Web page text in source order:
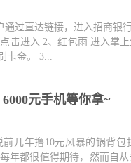
通过直达链接，进入招商银
击进入 2、红包雨 进入掌
卡金。 3...
元手机等你拿~
几年撸10元风暴的锅背包
年都很值得期待，然而自